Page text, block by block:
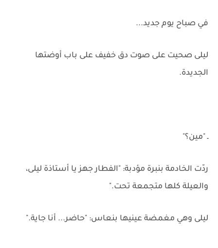
في صباح يوم جديد...
ليلى صحيت على صوت دق خفيف على باب أوضتها
الجديدة.
ـ "مين؟"
ردّت الخادمة بنبرة مؤدبة: "الفطار جهز يا أستاذة ليلى،
والعيلة كلها متجمعة تحت."
ليلى وهي مغمضة عينيها بنعاس: "حاضر... أنا جاية."